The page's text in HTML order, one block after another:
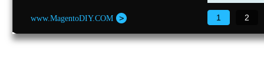
www.MagentoDIY.COM 1 2